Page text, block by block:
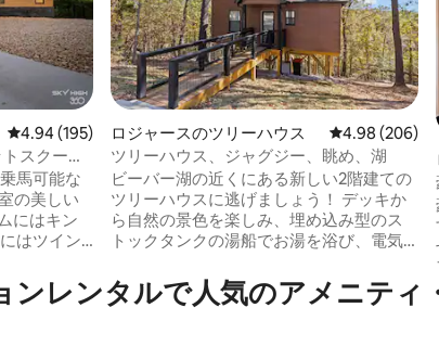
レビュー195件、5つ星中4.94つ星の平均評価
4.94 (195)
スクール
馬可能な
の美しい
にはキン
はツイン
計5名様が
くさんの
ロジャースのツリーハウス レビュー206
4.98 (206)
ツリーハウス、ジャグジー、眺め、湖
ビーバー湖の近くにある新しい2階建ての
ツリーハウスに逃げましょう！ デッキか
ら自然の景色を楽しみ、埋め込み型のス
トックタンクの湯船でお湯を浴び、電気
で料理を作りましょう。 このユニークな
リトリートには、寝室2室（1室ははしごで
ンレンタルで人気のアメニティ